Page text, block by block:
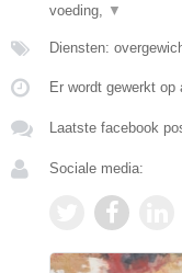
voeding,
▼
Diensten:
Er wordt gewerkt op
Laatste facebook
Sociale media: